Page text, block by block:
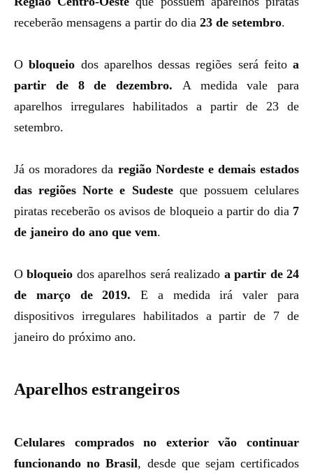
receberão mensagens a partir do dia 23 de setembro.
Obloqueio dos aparelhos dessas regiões será feito a
partir de 8 de dezembro. A medida vale para
aparelhos irregulares habilitados a partir de 23 de
setembro.
Já os moradores da região Nordeste e demais estados
das regiões Norte e Sudesteque possuem celulares
piratas receberão os avisos de bloqueio a partir do dia 7
de janeiro do ano que vem.
Obloqueio dos aparelhos será realizado a partir de 24
de março de 2019.E a medida irá valer para
dispositivos irregulares habilitados a partir de 7 de
janeiro do próximo ano.
Aparelhos estrangeiros
Celulares comprados no exterior vão continuar
funcionando no Brasil, desde que sejam certificados